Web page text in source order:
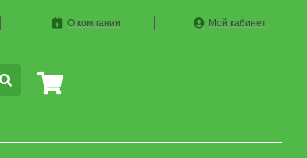
О компании Мой кабинет